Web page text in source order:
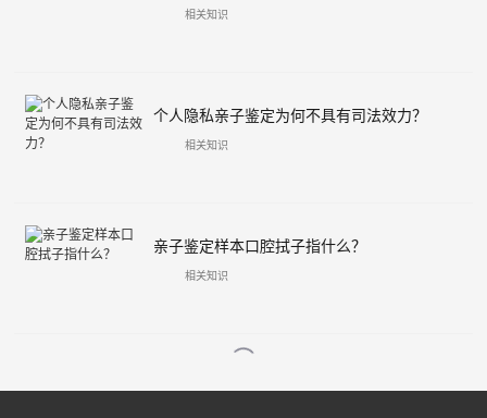
相关知识
个人隐私亲子鉴定为何不具有司法效力？
相关知识
亲子鉴定样本口腔拭子指什么？
相关知识
